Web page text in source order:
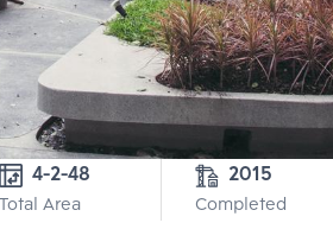
4-2-48
Total Area
2015
Completed